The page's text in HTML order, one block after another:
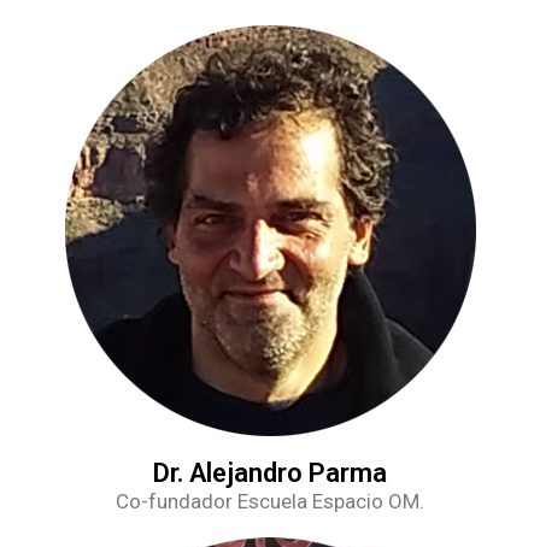
Dr. Alejandro Parma
Co-fundador Escuela Espacio OM.